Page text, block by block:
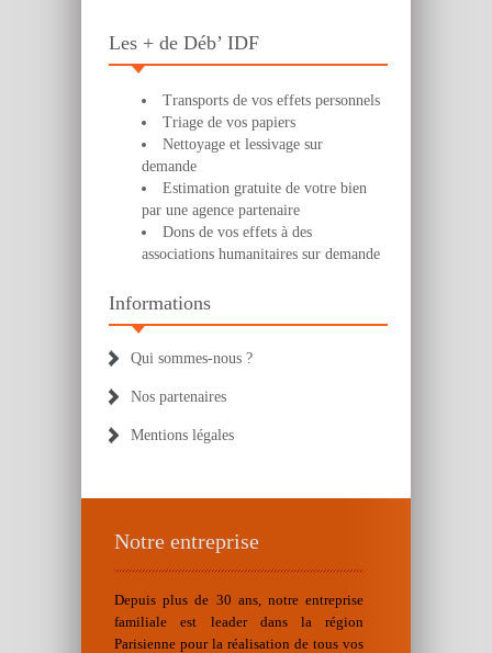
Les + de Déb’ IDF
Transports de vos effets personnels
Triage de vos papiers
Nettoyage et lessivage sur
demande
Estimation gratuite de votre bien
par une agence partenaire
Dons de vos effets à des
associations humanitaires sur demande
Informations
Qui sommes-nous ?
Nos partenaires
Mentions légales
Notre entreprise
Depuis plus de 30 ans, notre entreprise
familiale est leader dans la région
Parisienne pour la réalisation de tous vos